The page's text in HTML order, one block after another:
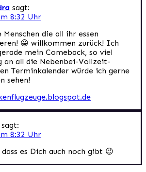
sagt:
8:32 Uhr
die all ihr essen
😀 willkommen zurück! Ich
mein Comeback, so viel
an all die Nebenbei-Vollzeit-
Terminkalender würde ich gerne
sehen!
sagt:
8:32 Uhr
es Dich auch noch gibt 😉